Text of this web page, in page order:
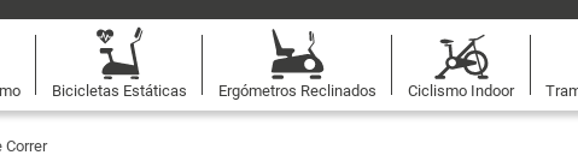
Bicicletas Estáticas Ergómetros Reclinados Ciclismo Indoor
Correr